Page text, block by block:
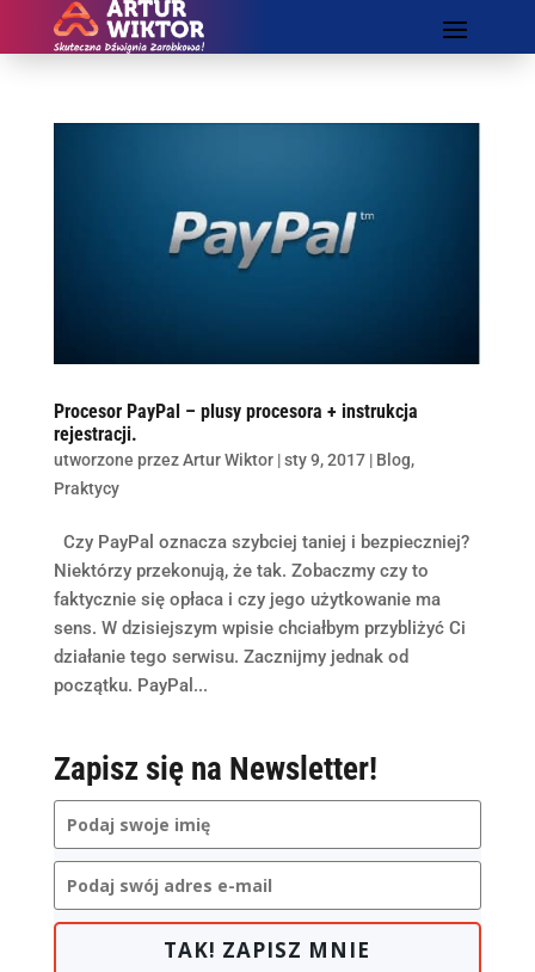
Procesor PayPal – plusy procesora + instrukcja
rejestracji.
utworzone przezArtur Wiktor|sty 9, 2017| Blog,
Praktycy
Czy PayPal oznacza szybciej taniej i bezpieczniej?
Niektórzy przekonują, że tak. Zobaczmy czy to
faktycznie się opłaca i czy jego użytkowanie ma
sens. W dzisiejszym wpisie chciałbym przybliżyć Ci
działanie tego serwisu. Zacznijmy jednak od
początku. PayPal...
Zapisz się na Newsletter!
TAK! ZAPISZ MNIE